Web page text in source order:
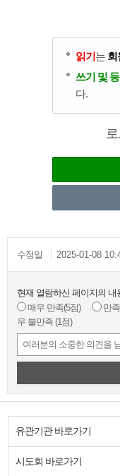
읽기는 회
쓰기 및
다.
수정일 2025-01-08
현재 열람하신 페이지의
매우 만족(5점) 만족
우 불만족 (1점)
유관기관 바로가기
시도회 바로가기